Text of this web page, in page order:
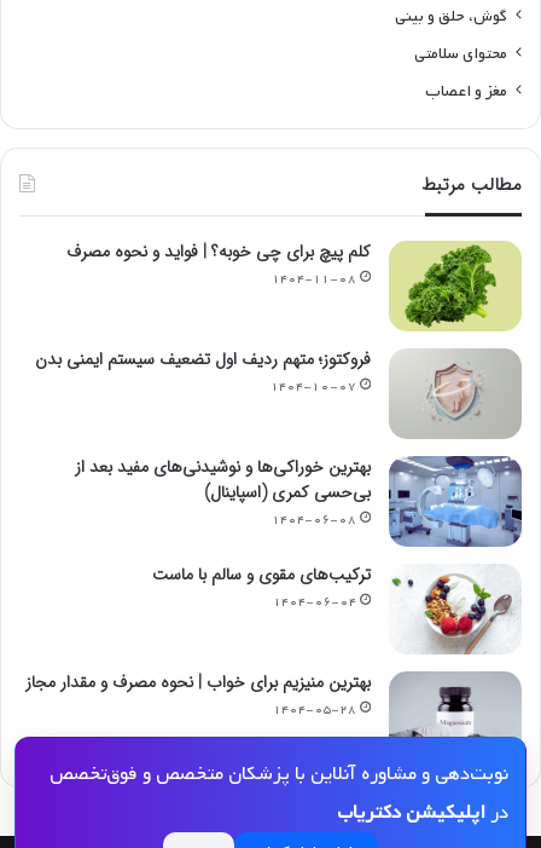
گوش، حلق و بینی
محتوای سلامتی
مغز و اعصاب
مطالب مرتبط
کلم پیچ برای چی خوبه؟ | فواید و نحوه مصرف
۱۴۰۴-۱۱-۰۸
فروکتوز؛ متهم ردیف اول تضعیف سیستم ایمنی بدن
۱۴۰۴-۱۰-۰۷
بهترین خوراکی‌ها و نوشیدنی‌های مفید بعد از
بی‌حسی کمری (اسپاینال)
۱۴۰۴-۰۶-۰۸
ترکیب‌های مقوی و سالم با ماست
۱۴۰۴-۰۶-۰۴
بهترین منیزیم برای خواب | نحوه مصرف و مقدار مجاز
۱۴۰۴-۰۵-۲۸
نوبت‌دهی و مشاوره آنلاین با پزشکان متخصص و فوق‌تخصص
دراپلیکیشن دکتریاب